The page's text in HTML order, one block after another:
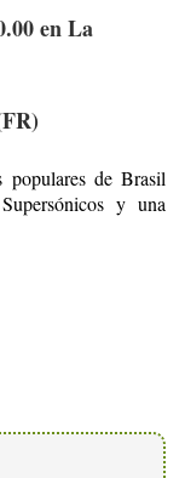
en La
de Brasil
y una